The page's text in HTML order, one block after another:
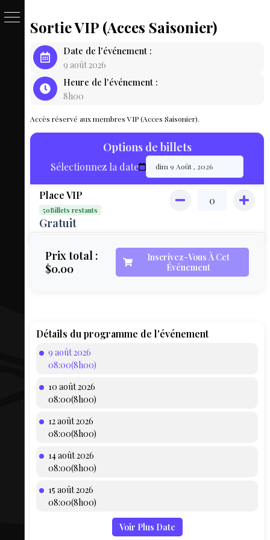
PASSE
BILLET
LIVE
MAP
MON
COMPTE
AEQ
Sortie VIP (Acces Saisonier)
Date de l'événement :
9 août 2026
Heure de l'événement :
8h00
Accès réservé aux membres VIP (Acces Saisonier).
Options de billets
Sélectionnez la date
Place VIP
50Billets restants
Gratuit
Prix total :
$0.00
Inscrivez-Vous À Cet
Événement
Détails du programme de l'événement
9 août 2026
08:00(8h00)
10 août 2026
08:00(8h00)
12 août 2026
08:00(8h00)
14 août 2026
08:00(8h00)
15 août 2026
08:00(8h00)
Voir Plus Date